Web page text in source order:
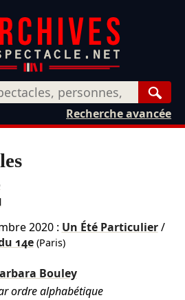
Recherche avancée
2020: Un Été Particulier/
14e(Paris)
Bouley
ordre alphabétique